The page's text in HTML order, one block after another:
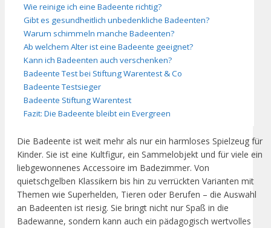
Wie reinige ich eine Badeente richtig?
Gibt es gesundheitlich unbedenkliche Badeenten?
Warum schimmeln manche Badeenten?
Ab welchem Alter ist eine Badeente geeignet?
Kann ich Badeenten auch verschenken?
Badeente Test bei Stiftung Warentest & Co
Badeente Testsieger
Badeente Stiftung Warentest
Fazit: Die Badeente bleibt ein Evergreen
Die Badeente ist weit mehr als nur ein harmloses Spielzeug für
Kinder. Sie ist eine Kultfigur, ein Sammelobjekt und für viele ein
liebgewonnenes Accessoire im Badezimmer. Von
quietschgelben Klassikern bis hin zu verrückten Varianten mit
Themen wie Superhelden, Tieren oder Berufen – die Auswahl
an Badeenten ist riesig. Sie bringt nicht nur Spaß in die
Badewanne, sondern kann auch ein pädagogisch wertvolles